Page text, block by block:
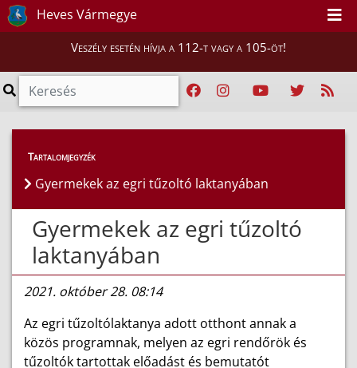
Heves Vármegye
Veszély esetén hívja a 112-t vagy a 105-öt!
Híreink > Hírek
Tartalomjegyzék
Gyermekek az egri tűzoltó laktanyában
Gyermekek az egri tűzoltó
laktanyában
2021. október 28. 08:14
Az egri tűzoltólaktanya adott otthont annak a
közös programnak, melyen az egri rendőrök és
tűzoltók tartottak előadást és bemutatót